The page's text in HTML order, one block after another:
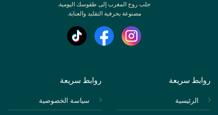
جلب روح المغرب إلى طقوسك اليومية.
مصنوعة بحرفية التقليد والعناية.
روابط سريعة
الرئيسية
روابط سريعة
سياسة الخصوصية